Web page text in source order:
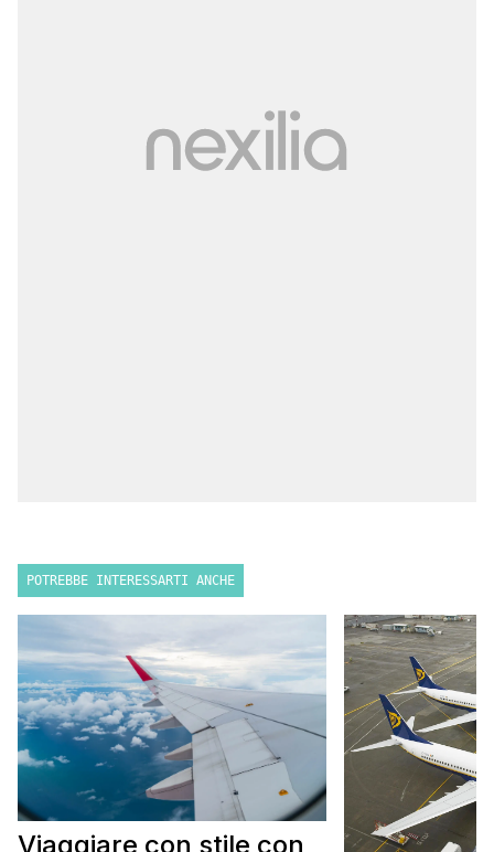
POTREBBE INTERESSARTI ANCHE
Viaggiare con stile con